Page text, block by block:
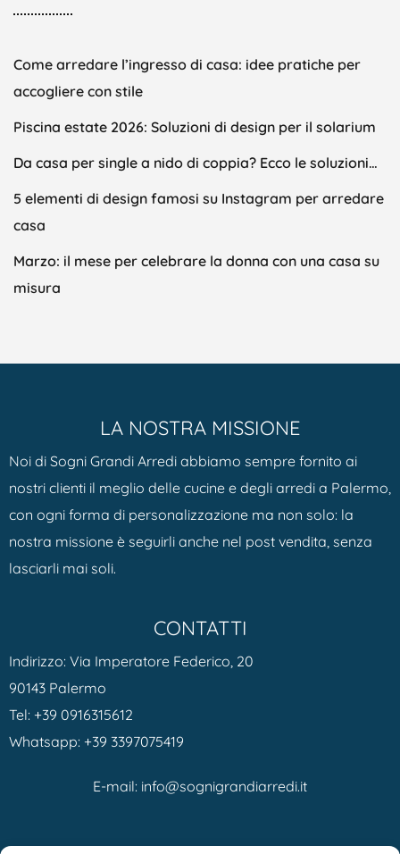
Come arredare l’ingresso di casa: idee pratiche per
accogliere con stile
Piscina estate 2026: Soluzioni di design per il solarium
Da casa per single a nido di coppia? Ecco le soluzioni…
5 elementi di design famosi su Instagram per arredare
casa
Marzo: il mese per celebrare la donna con una casa su
misura
LA NOSTRA MISSIONE
Noi di Sogni Grandi Arredi abbiamo sempre fornito ai
nostri clienti il meglio delle cucine e degli arredi a Palermo,
con ogni forma di personalizzazione ma non solo: la
nostra missione è seguirli anche nel post vendita, senza
lasciarli mai soli.
CONTATTI
Indirizzo: Via Imperatore Federico, 20
90143 Palermo
Tel: +39 0916315612
Whatsapp: +39 3397075419
E-mail: info@sognigrandiarredi.it